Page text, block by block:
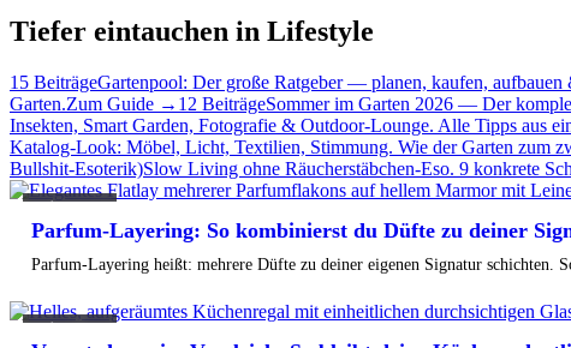
Tiefer eintauchen in Lifestyle
15 BeiträgeGartenpool: Der große Ratgeber — planen, kaufen, aufbauen
Garten.Zum Guide → 12 BeiträgeSommer im Garten 2026 — Der
Insekten, Smart Garden, Fotografie & Outdoor-Lounge. Alle Tipps aus
Katalog-Look: Möbel, Licht, Textilien, Stimmung. Wie der Garten zum
Bullshit-Esoterik)Slow Living ohne Räucherstäbchen-Eso. 9 konkrete
Lifestyle
Parfum-Layering: So kombinierst du Düfte zu deiner
Parfum-Layering heißt: mehrere Düfte zu deiner eigenen Signatur
Lifestyle